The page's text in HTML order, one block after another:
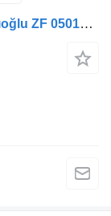
Automatic Transmission Cooler Baltacıoğlu ZF 0501217916 tüübi jaoks bussi